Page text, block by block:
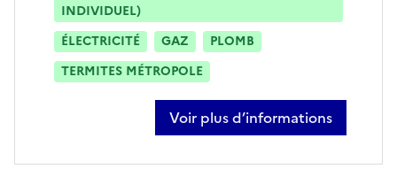
INDIVIDUEL)
ÉLECTRICITÉ
GAZ
PLOMB
TERMITES MÉTROPOLE
Voir plus d’informations
sur christophe robert